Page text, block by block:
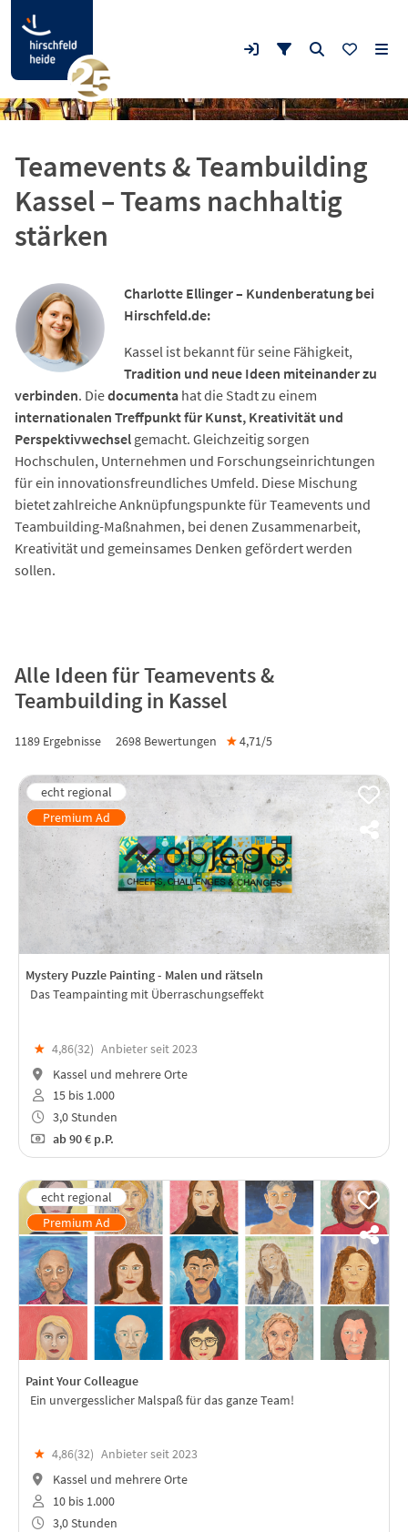
Teamevents & Teambuilding
Kassel – Teams nachhaltig
stärken
Charlotte Ellinger – Kundenberatung bei
Hirschfeld.de:
Kassel ist bekannt für seine Fähigkeit,
Tradition und neue Ideen miteinander zu
verbinden. Diedocumenta hat die Stadt zu einem
internationalen Treffpunkt für Kunst, Kreativität und
Perspektivwechsel gemacht. Gleichzeitig sorgen
Hochschulen, Unternehmen und Forschungseinrichtungen
für ein innovationsfreundliches Umfeld. Diese Mischung
bietet zahlreiche Anknüpfungspunkte für Teamevents und
Teambuilding-Maßnahmen, bei denen Zusammenarbeit,
Kreativität und gemeinsames Denken gefördert werden
sollen.
Alle Ideen für Teamevents &
Teambuilding in Kassel
1189 Ergebnisse 2698 Bewertungen ★4,71/5
Mystery Puzzle Painting - Malen und rätseln
Das Teampainting mit Überraschungseffekt
★ 4,86(32) Anbieter seit 2023
Kassel und mehrere Orte
15 bis 1.000
3,0 Stunden
ab90 € p.P.
Paint Your Colleague
Ein unvergesslicher Malspaß für das ganze Team!
★ 4,86(32) Anbieter seit 2023
Kassel und mehrere Orte
10 bis 1.000
3,0 Stunden